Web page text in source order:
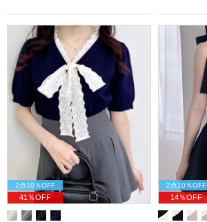
2点10％OFF
41％OFF
2点10％OFF
14％OFF